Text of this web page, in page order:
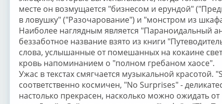
месте он возмущается "бизнесом и ерундой"
в ловушку" ("Разочарование") и "монстром из
Наиболее наглядным является "Параноидальный
беззаботное название взято из книги
слова, услышанные от помешанных на кокаине
кровь напоминанием о "полном гребаном хаосе".
Ужас в текстах смягчается музыкальной красотой.
соответственно космичен, "No Surprises" -
настолько прекрасен, насколько можно ожидать